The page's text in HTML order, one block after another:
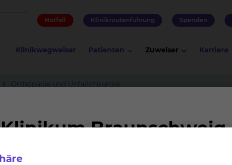
Notfall Klinikroutenführung Spenden
Klinikwegweiser Patienten Zuweiser Karriere
Orthopädie und Unfallchirurgie